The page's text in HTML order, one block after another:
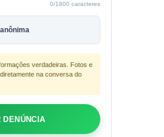
0/1800 caracteres
verdadeiras. Fotos e
na conversa do
DENÚNCIA